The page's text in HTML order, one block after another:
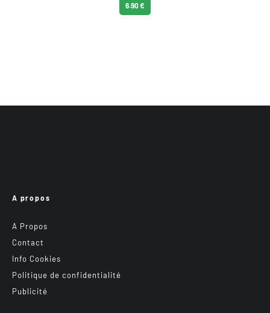
6.90 €
A propos
A Propos
Contact
Info Cookies
Politique de confidentialité
Publicité